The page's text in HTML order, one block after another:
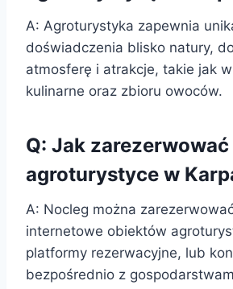
A: Agroturystyka zapewnia
doświadczenia blisko natury,
atmosferę i atrakcje, takie jak
kulinarne oraz zbioru owoców.
Q: Jak
agroturystyce w
A: Nocleg można
internetowe obiektów
platformy rezerwacyjne, lub
bezpośrednio z